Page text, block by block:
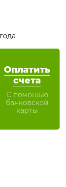
Оплатить
счета
С помощью
банковской
карты